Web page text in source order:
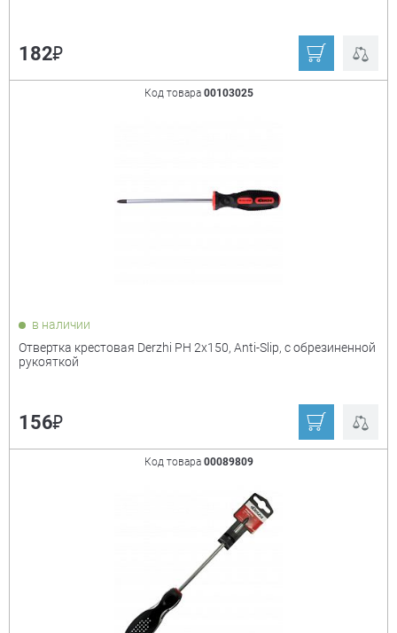
182₽
Код товара 00103025
в наличии
Отвертка крестовая Derzhi PH 2х150, Anti-Slip, с обрезиненной
рукояткой
156₽
Код товара 00089809